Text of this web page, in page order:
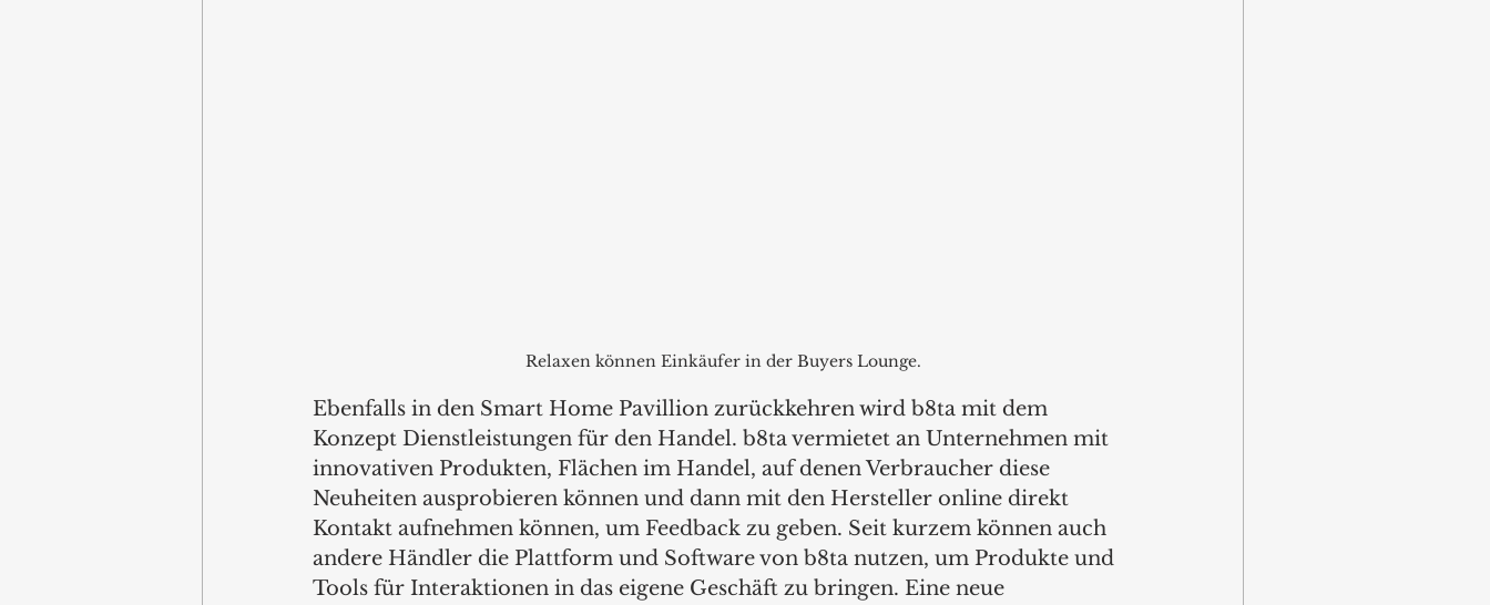
Relaxen können Einkäufer in der Buyers Lounge.
Ebenfalls in den Smart Home Pavillion zurückkehren wird b8ta mit dem
Konzept Dienstleistungen für den Handel. b8ta vermietet an Unternehmen mit
innovativen Produkten, Flächen im Handel, auf denen Verbraucher diese
Neuheiten ausprobieren können und dann mit den Hersteller online direkt
Kontakt aufnehmen können, um Feedback zu geben. Seit kurzem können auch
andere Händler die Plattform und Software von b8ta nutzen, um Produkte und
Tools für Interaktionen in das eigene Geschäft zu bringen. Eine neue